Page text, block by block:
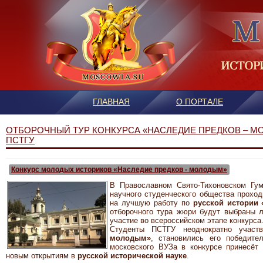
ГЛАВНАЯ О ПОРТАЛЕ
ОТБОРОЧНЫЙ ТУР КОНКУРСА «НАСЛЕДИЕ ПРЕДКОВ –
ПСТГУ
Конкурс молодых историков «Наследие предков - молодым»
В Православном Свято-Тихоновском
научного студенческого общества
на лучшую работу по русской истории
отборочного тура жюри будут выбраны
участие во всероссийском этапе конкурса.
Студенты ПСТГУ неоднократно
молодым», становились его
московского ВУЗа в конкурсе
новым открытиям в русской исторической науке.